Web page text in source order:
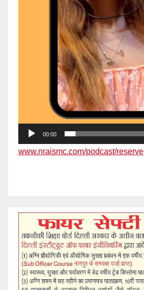
00:00
www.nraismc.com/podcast/reserve